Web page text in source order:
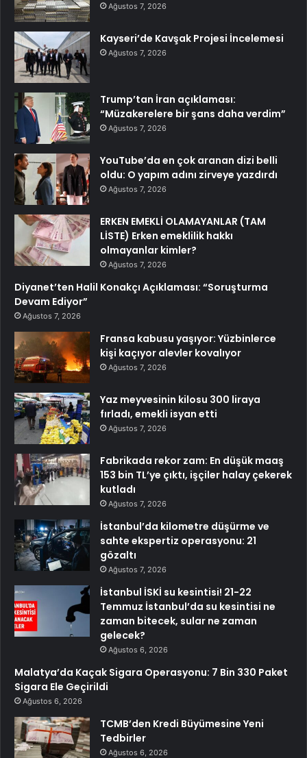
Ağustos 7, 2026
Kayseri’de Kavşak Projesi İncelemesi
Ağustos 7, 2026
Trump’tan İran açıklaması:
“Müzakerelere bir şans daha verdim”
Ağustos 7, 2026
YouTube’da en çok aranan dizi belli
oldu: O yapım adını zirveye yazdırdı
Ağustos 7, 2026
ERKEN EMEKLİ OLAMAYANLAR (TAM
LİSTE) Erken emeklilik hakkı
olmayanlar kimler?
Ağustos 7, 2026
Diyanet’ten Halil Konakçı Açıklaması: “Soruşturma
Devam Ediyor”
Ağustos 7, 2026
Fransa kabusu yaşıyor: Yüzbinlerce
kişi kaçıyor alevler kovalıyor
Ağustos 7, 2026
Yaz meyvesinin kilosu 300 liraya
fırladı, emekli isyan etti
Ağustos 7, 2026
Fabrikada rekor zam: En düşük maaş
153 bin TL’ye çıktı, işçiler halay çekerek
kutladı
Ağustos 7, 2026
İstanbul’da kilometre düşürme ve
sahte ekspertiz operasyonu: 21
gözaltı
Ağustos 7, 2026
İstanbul İSKİ su kesintisi! 21-22
Temmuz İstanbul’da su kesintisi ne
zaman bitecek, sular ne zaman
gelecek?
Ağustos 6, 2026
Malatya’da Kaçak Sigara Operasyonu: 7 Bin 330 Paket
Sigara Ele Geçirildi
Ağustos 6, 2026
TCMB’den Kredi Büyümesine Yeni
Tedbirler
Ağustos 6, 2026